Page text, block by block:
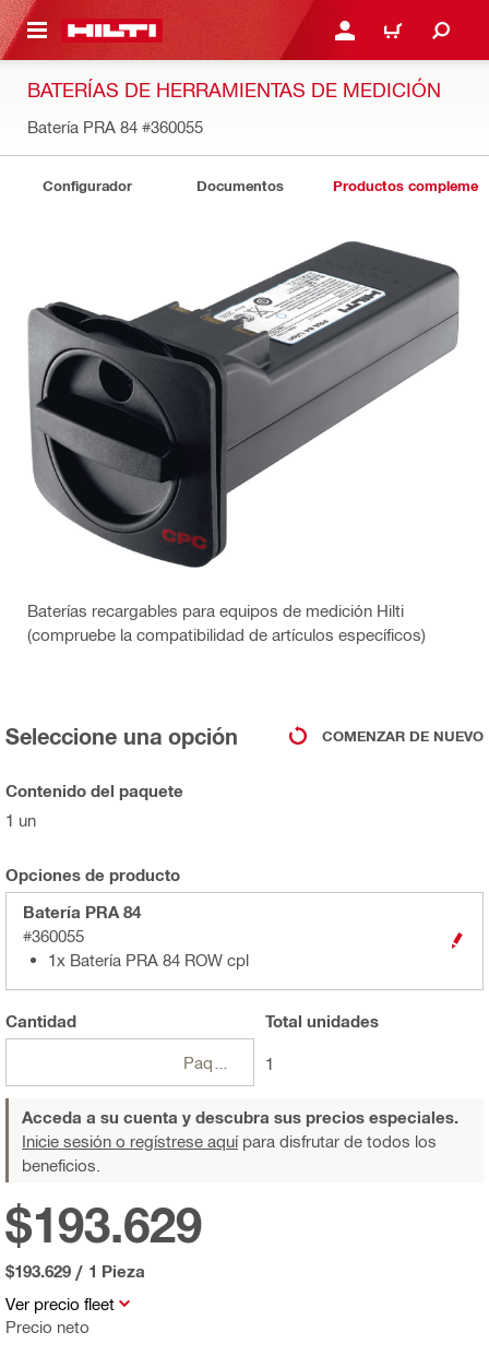
PRINCIPAL INICIE SESIÓN O
CARRITO
BATERÍAS DE HERRAMIENTAS DE MEDICIÓN
Batería PRA 84 #360055
Configurador Documentos Productos
Baterías recargables para equipos de medición Hilti
(compruebe la compatibilidad de artículos específicos)
Seleccione una opción COMENZAR DE NUEVO
Contenido del paquete
1 un
Opciones de producto
Batería PRA 84
#360055
1x Batería PRA 84 ROW cpl
Cantidad Total unidades
1
Acceda a su cuenta y descubra sus precios especiales.
Inicie sesión o regístrese aquípara disfrutar de todos los
beneficios.
Ver precio fleet
Precio neto
$193.629
$193.629 / 1 Pieza